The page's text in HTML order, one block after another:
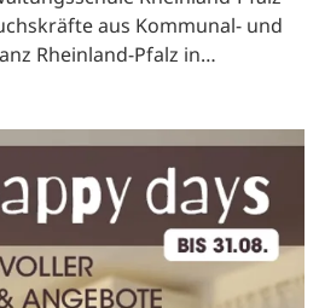
aus Kommunal- und
Rheinland-Pfalz in…